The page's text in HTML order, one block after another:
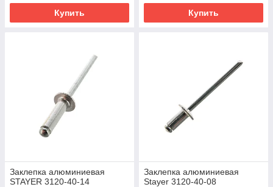
Купить Купить
Заклепка алюминиевая
STAYER 3120-40-14
Заклепка алюминиевая
Stayer 3120-40-08